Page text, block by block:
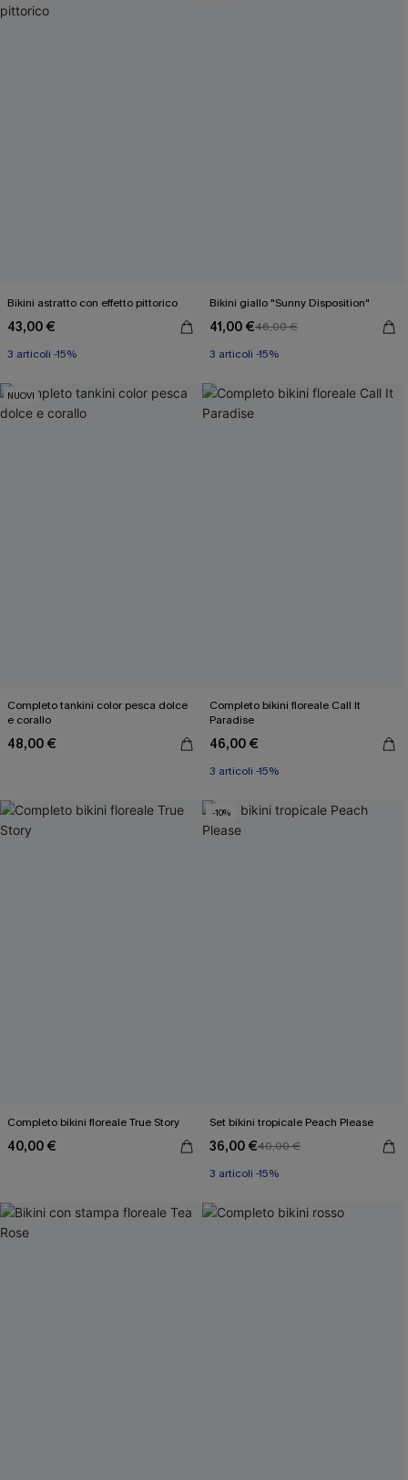
Bikini astratto con effetto pittorico
43,00 €
3 articoli -15%
Bikini giallo "Sunny Disposition"
41,00 €46,00 €
3 articoli -15%
NUOVI
Completo tankini color pesca dolce
e corallo
48,00 €
Completo bikini floreale Call It
Paradise
46,00 €
3 articoli -15%
Completo bikini floreale True Story
40,00 €
-10%
Set bikini tropicale Peach Please
36,00 €40,00 €
3 articoli -15%
utilizzare i dati raccolti sul nostro sito e strumenti di tracciamento